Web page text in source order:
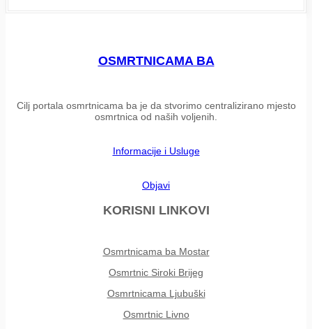
OSMRTNICAMA BA
Cilj portala osmrtnicama ba je da stvorimo centralizirano mjesto
osmrtnica od naših voljenih.
Informacije i Usluge
Objavi
KORISNI LINKOVI
Osmrtnicama ba Mostar
Osmrtnic Siroki Brijeg
Osmrtnicama Ljubuški
Osmrtnic Livno